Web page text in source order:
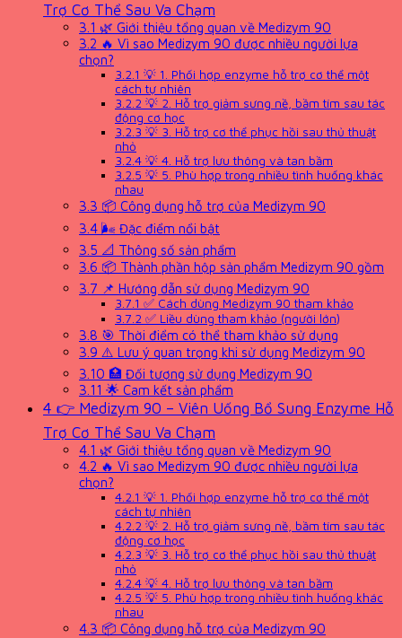
Trợ Cơ Thể Sau Va Chạm
3.1 🌿 Giới thiệu tổng quan về Medizym 90
3.2 🔥 Vì sao Medizym 90 được nhiều người lựa
chọn?
3.2.1 💡 1. Phối hợp enzyme hỗ trợ cơ thể một
cách tự nhiên
3.2.2 💡 2. Hỗ trợ giảm sưng nề, bầm tím sau tác
động cơ học
3.2.3 💡 3. Hỗ trợ cơ thể phục hồi sau thủ thuật
nhỏ
3.2.4 💡 4. Hỗ trợ lưu thông và tan bầm
3.2.5 💡 5. Phù hợp trong nhiều tình huống khác
nhau
3.3 📦 Công dụng hỗ trợ của Medizym 90
3.4 🌬 Đặc điểm nổi bật
3.5 📐 Thông số sản phẩm
3.6 📦 Thành phần hộp sản phẩm Medizym 90 gồm
3.7 📌 Hướng dẫn sử dụng Medizym 90
3.7.1 ✅ Cách dùng Medizym 90 tham khảo
3.7.2 ✅ Liều dùng tham khảo (người lớn)
3.8 🎯 Thời điểm có thể tham khảo sử dụng
3.9 ⚠️ Lưu ý quan trọng khi sử dụng Medizym 90
3.10 🏥 Đối tượng sử dụng Medizym 90
3.11 🌟 Cam kết sản phẩm
4 👉 Medizym 90 – Viên Uống Bổ Sung Enzyme Hỗ
Trợ Cơ Thể Sau Va Chạm
4.1 🌿 Giới thiệu tổng quan về Medizym 90
4.2 🔥 Vì sao Medizym 90 được nhiều người lựa
chọn?
4.2.1 💡 1. Phối hợp enzyme hỗ trợ cơ thể một
cách tự nhiên
4.2.2 💡 2. Hỗ trợ giảm sưng nề, bầm tím sau tác
động cơ học
4.2.3 💡 3. Hỗ trợ cơ thể phục hồi sau thủ thuật
nhỏ
4.2.4 💡 4. Hỗ trợ lưu thông và tan bầm
4.2.5 💡 5. Phù hợp trong nhiều tình huống khác
nhau
4.3 📦 Công dụng hỗ trợ của Medizym 90